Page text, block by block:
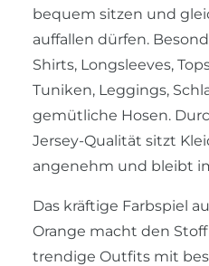
bequem sitzen und
auffallen dürfen.
Shirts, Longsleeves,
Tuniken, Leggings,
gemütliche Hosen.
Jersey-Qualität sitzt
angenehm und bleibt
Das kräftige Farbspiel
Orange macht den
trendige Outfits mit